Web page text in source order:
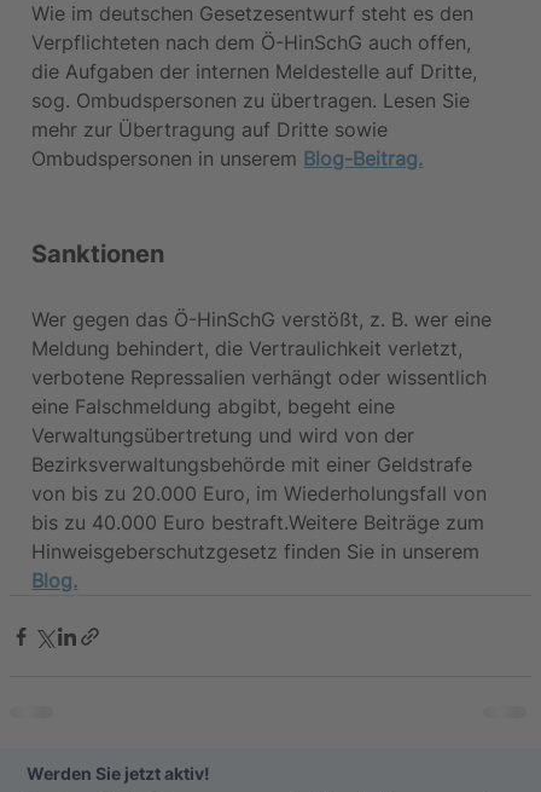
Werden Sie jetzt aktiv!
Wie im deutschen Gesetzesentwurf steht es den
Verpflichteten nach dem Ö-HinSchG auch offen,
die Aufgaben der internen Meldestelle auf Dritte,
sog. Ombudspersonen zu übertragen. Lesen Sie
mehr zur Übertragung auf Dritte sowie
Ombudspersonen in unserem Blog-Beitrag.
Sanktionen
Wer gegen das Ö-HinSchG verstößt, z. B. wer eine
Meldung behindert, die Vertraulichkeit verletzt,
verbotene Repressalien verhängt oder wissentlich
eine Falschmeldung abgibt, begeht eine
Verwaltungsübertretung und wird von der
Bezirksverwaltungsbehörde mit einer Geldstrafe
von bis zu 20.000 Euro, im Wiederholungsfall von
bis zu 40.000 Euro bestraft.Weitere Beiträge zum
Hinweisgeberschutzgesetz finden Sie in unserem
Blog.